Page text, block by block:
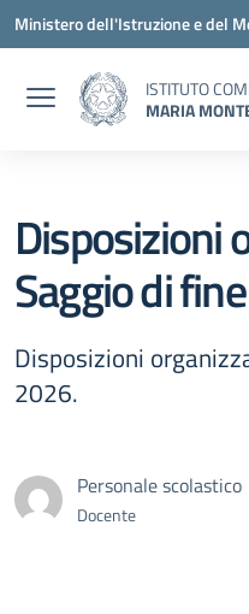
Vai ai contenuti
Vai al menu di navigazione
Vai al footer
Ministero dell'Istruzione e del
ISTITUTO
MARIA
Disposizioni
Saggio di
Disposizioni
2026.
Personale scolastico
Docente